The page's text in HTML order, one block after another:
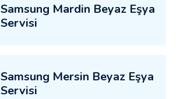
Samsung Mardin Beyaz Eşya
Servisi
Samsung Mersin Beyaz Eşya
Servisi